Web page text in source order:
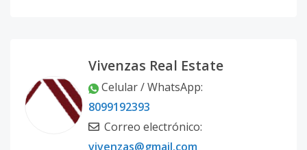
Vivenzas Real Estate
Celular / WhatsApp:
8099192393
Correo electrónico:
vivenzas@gmail.com